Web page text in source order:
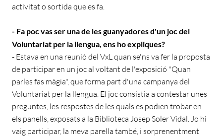
activitat o sortida que es fa.
- Fa poc vas ser una de les guanyadores d'un joc del
Voluntariat per la llengua, ens ho expliques?
- Estava en una reunió del VxL quan se'ns va fer la proposta
de participar en un joc al voltant de l'exposició "Quan
parles fas màgia", que forma part d'una campanya del
Voluntariat per la llengua. El joc consistia a contestar unes
preguntes, les respostes de les quals es podien trobar en
els panells, exposats a la Biblioteca Josep Soler Vidal. Jo hi
vaig participar, la meva parella també, i sorprenentment